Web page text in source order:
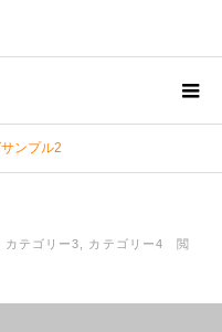
ンプル2
カテゴリー3 カテゴリー4
閲